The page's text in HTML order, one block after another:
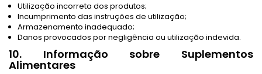
Utilização incorreta dos produtos;
Incumprimento das instruções de utilização;
Armazenamento inadequado;
Danos provocados por negligência ou utilização indevida.
10. Informação sobre Suplementos
Alimentares